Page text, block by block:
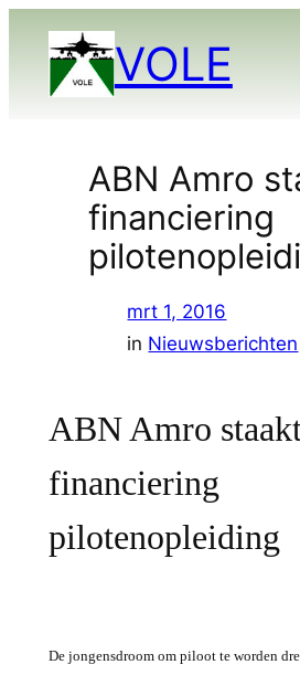
VOLE
ABN Amro
financiering
mrt 1, 2016
in Nieuwsberichten
ABN Amro
financiering
pilotenopleiding
De jongensdroom om piloot te worden